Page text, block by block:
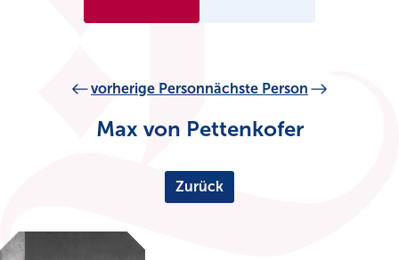
vorherige Personnächste Person
Max von Pettenkofer
Zurück